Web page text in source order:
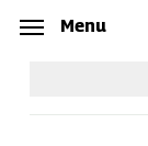
Skip
content
Menu
Menu